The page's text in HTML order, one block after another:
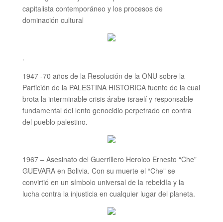
capitalista contemporáneo y los procesos de
dominación cultural
.
1947 -70 años de la Resolución de la ONU sobre la
Partición de la PALESTINA HISTÒRICA fuente de la cual
brota la interminable crisis árabe-israelí y responsable
fundamental del lento genocidio perpetrado en contra
del pueblo palestino.
1967 – Asesinato del Guerrillero Heroico Ernesto “Che”
GUEVARA en Bolivia. Con su muerte el “Che” se
convirtió en un símbolo universal de la rebeldía y la
lucha contra la injusticia en cualquier lugar del planeta.